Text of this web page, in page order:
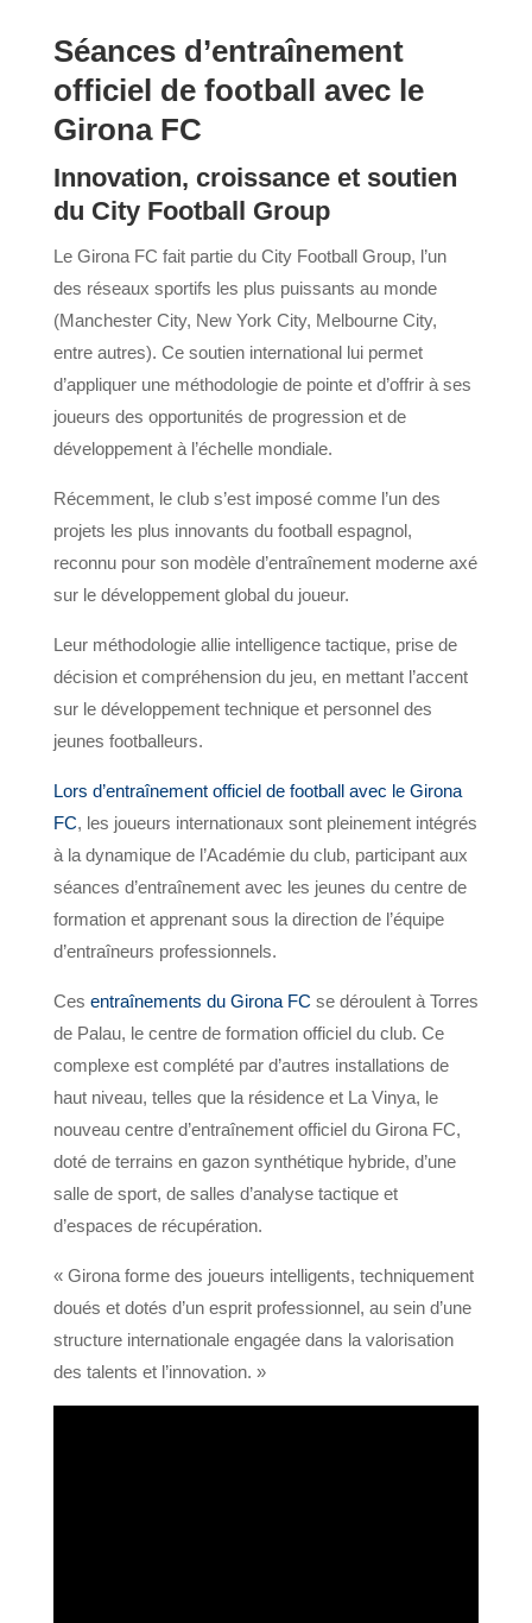
Séances d’entraînement
officiel de football avec le
Girona FC
Innovation, croissance et soutien
du City Football Group
Le Girona FC fait partie du City Football Group, l’un
des réseaux sportifs les plus puissants au monde
(Manchester City, New York City, Melbourne City,
entre autres). Ce soutien international lui permet
d’appliquer une méthodologie de pointe et d’offrir à ses
joueurs des opportunités de progression et de
développement à l’échelle mondiale.
Récemment, le club s’est imposé comme l’un des
projets les plus innovants du football espagnol,
reconnu pour son modèle d’entraînement moderne axé
sur le développement global du joueur.
Leur méthodologie allie intelligence tactique, prise de
décision et compréhension du jeu, en mettant l’accent
sur le développement technique et personnel des
jeunes footballeurs.
Lors d’entraînement officiel de football avec le Girona
FC, les joueurs internationaux sont pleinement intégrés
à la dynamique de l’Académie du club, participant aux
séances d’entraînement avec les jeunes du centre de
formation et apprenant sous la direction de l’équipe
d’entraîneurs professionnels.
Ces entraînements du Girona FC se déroulent à Torres
de Palau, le centre de formation officiel du club. Ce
complexe est complété par d’autres installations de
haut niveau, telles que la résidence et La Vinya, le
nouveau centre d’entraînement officiel du Girona FC,
doté de terrains en gazon synthétique hybride, d’une
salle de sport, de salles d’analyse tactique et
d’espaces de récupération.
« Girona forme des joueurs intelligents, techniquement
doués et dotés d’un esprit professionnel, au sein d’une
structure internationale engagée dans la valorisation
des talents et l’innovation. »